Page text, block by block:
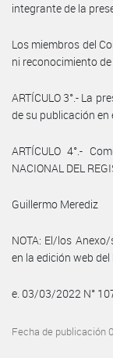
integrante de la
Los miembros del
ni reconocimiento
ARTÍCULO 3°.- La
de su publicación en
ARTÍCULO 4°.-
NACIONAL DEL
Guillermo Merediz
NOTA: El/los
en la edición web
e. 03/03/2022 N°
Fecha de publicación